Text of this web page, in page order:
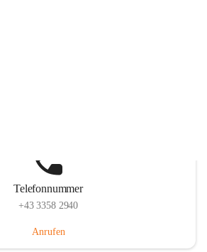
Telefonnummer
+43 3358 2940
Anrufen